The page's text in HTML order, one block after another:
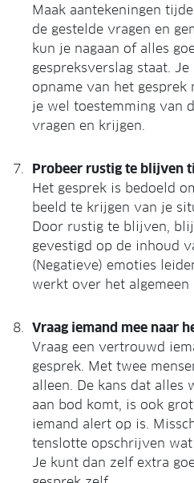
Maak aantekeningen
de gestelde vragen en
kun je nagaan of alles
gespreksverslag staat.
opname van het gesprek
je wel toestemming van
vragen en krijgen.
Probeer rustig te blijven
Het gesprek is bedoeld
beeld te krijgen van je
Door rustig te blijven,
gevestigd op de inhoud
(Negatieve) emoties
werkt over het
Vraag iemand mee naar
Vraag een vertrouwd
gesprek. Met twee
alleen. De kans dat alles
aan bod komt, is ook
iemand alert op is.
tenslotte opschrijven
Je kunt dan zelf extra